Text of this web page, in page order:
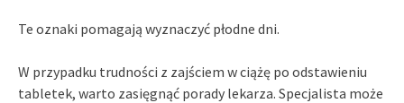
Te oznaki pomagają wyznaczyć płodne dni.
W przypadku trudności z zajściem w ciążę po odstawieniu
tabletek, warto zasięgnąć porady lekarza. Specjalista może